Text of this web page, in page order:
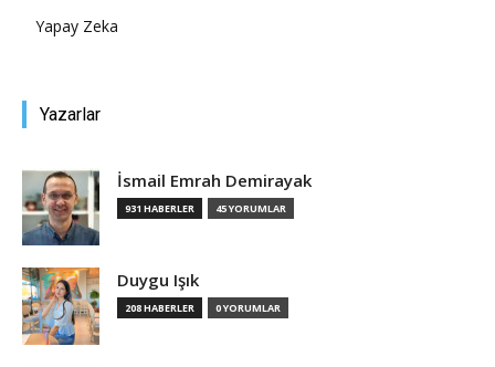
Yapay Zeka
Yazarlar
İsmail Emrah Demirayak
931 HABERLER 45 YORUMLAR
Duygu Işık
208 HABERLER 0 YORUMLAR